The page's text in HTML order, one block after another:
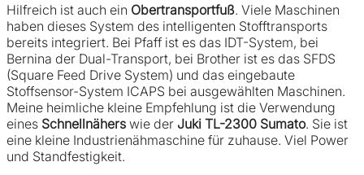
Hilfreich ist auch ein Obertransportfuß. Viele Maschinen
haben dieses System des intelligenten Stofftransports
bereits integriert. Bei Pfaff ist es das IDT-System, bei
Bernina der Dual-Transport, bei Brother ist es das SFDS
(Square Feed Drive System) und das eingebaute
Stoffsensor-System ICAPS bei ausgewählten Maschinen.
Meine heimliche kleine Empfehlung ist die Verwendung
eines Schnellnähers wie der Juki TL-2300 Sumato. Sie ist
eine kleine Industrienähmaschine für zuhause. Viel Power
und Standfestigkeit.